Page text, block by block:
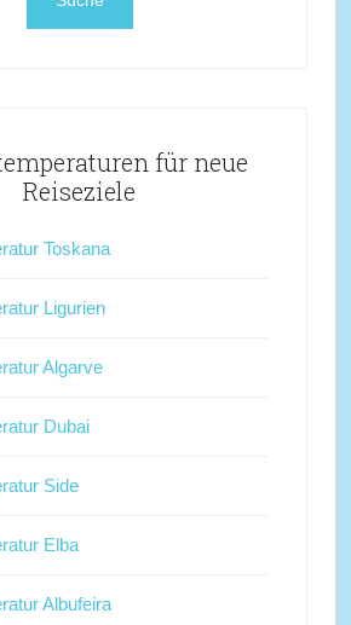
für neue
Reiseziele
Toskana
Ligurien
Algarve
Dubai
Side
Elba
Albufeira